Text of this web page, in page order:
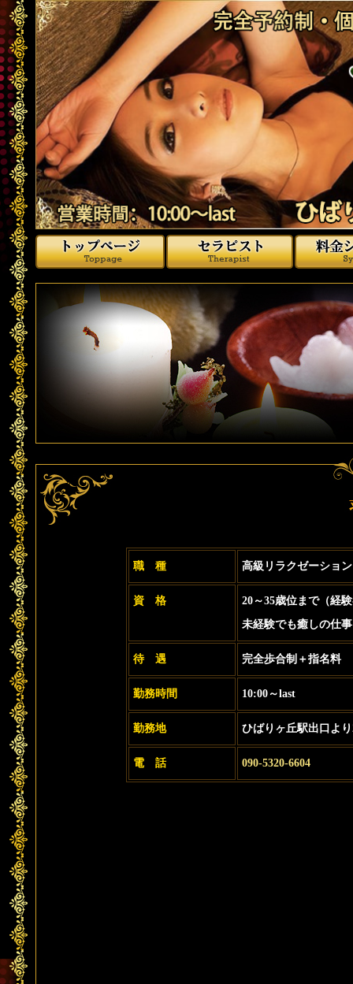
職 種 高級リラクゼーション
資 格
20～35歳位まで（経
未経験でも癒しの仕
待 遇 完全歩合制＋指名料
勤務時間 10:00～last
勤務地 ひばりヶ丘駅出口よ
電 話 090-5320-6604